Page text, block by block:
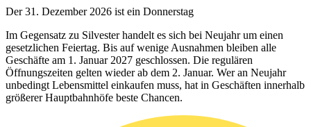
Der 31. Dezember 2026 ist ein Donnerstag
Im Gegensatz zu Silvester handelt es sich bei Neujahr um einen
gesetzlichen Feiertag. Bis auf wenige Ausnahmen bleiben alle
Geschäfte am 1. Januar 2027 geschlossen. Die regulären
Öffnungszeiten gelten wieder ab dem 2. Januar. Wer an Neujahr
unbedingt Lebensmittel einkaufen muss, hat in Geschäften innerhalb
größerer Hauptbahnhöfe beste Chancen.